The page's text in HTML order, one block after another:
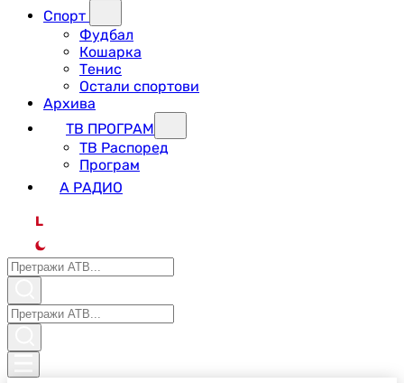
Спорт
Фудбал
Кошарка
Тенис
Остали спортови
Архива
ТВ ПРОГРАМ
ТВ Распоред
Програм
А РАДИО
L